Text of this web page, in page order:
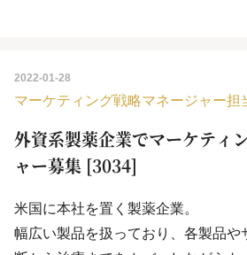
2022-01-28
マーケティング戦略マネージャー担
外資系製薬企業でマーケティ
ャー募集 [3034]
米国に本社を置く製薬企業。
幅広い製品を扱っており、各製品や